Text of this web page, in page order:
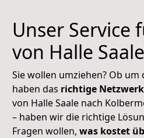
Unser Service
von Halle
Sie wollen umziehen? Ob
haben das richtige Netzwerk
von Halle Saale nach
– haben wir die richtige
Fragen wollen, was kostet